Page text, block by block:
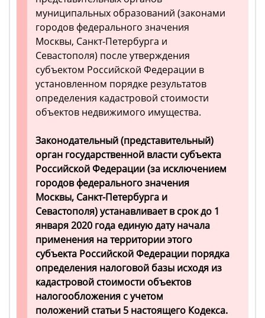
муниципальных образований (законами
городов федерального значения
Москвы, Санкт-Петербурга и
Севастополя) после утверждения
субъектом Российской Федерации в
установленном порядке результатов
определения кадастровой стоимости
объектов недвижимого имущества.
Законодательный (представительный)
орган государственной власти субъекта
Российской Федерации (за исключением
городов федерального значения
Москвы, Санкт-Петербурга и
Севастополя) устанавливает в срок до 1
января 2020 года единую дату начала
применения на территории этого
субъекта Российской Федерации порядка
определения налоговой базы исходя из
кадастровой стоимости объектов
налогообложения с учетом
положений статьи 5 настоящего Кодекса.